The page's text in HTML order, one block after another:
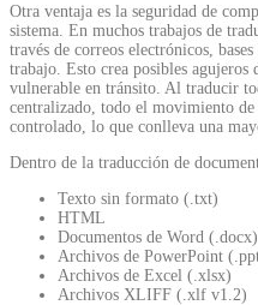
Otra ventaja es la seguridad de
sistema. En muchos trabajos de
través de correos electrónicos,
trabajo. Esto crea posibles agujeros
vulnerable en tránsito. Al traducir
centralizado, todo el movimiento
controlado, lo que conlleva una
Dentro de la traducción de
Texto sin formato (.txt)
HTML
Documentos de Word (.docx)
Archivos de PowerPoint
Archivos de Excel (.xlsx)
Archivos XLIFF (.xlf v1.2)